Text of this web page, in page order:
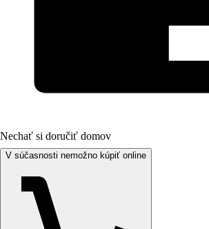
Nechať si doručiť domov
V súčasnosti nemožno kúpiť online